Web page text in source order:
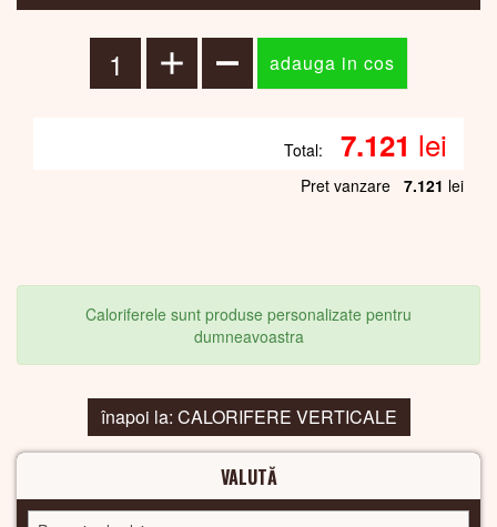
Total: 7.121 lei
Pret vanzare 7.121 lei
Caloriferele sunt produse personalizate pentru
dumneavoastra
înapoi la: CALORIFERE VERTICALE
VALUTĂ